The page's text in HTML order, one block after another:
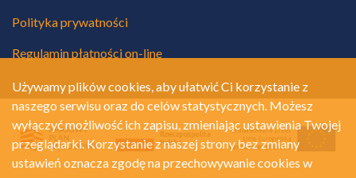
Polityka prywatności
Regulamin płatności on-line
Używamy plików cookies, aby ułatwić Ci korzystanie z
naszego serwisu oraz do celów statystycznych. Możesz
wyłączyć możliwość ich zapisu, zmieniając ustawienia Twojej
przeglądarki. Korzystanie z naszej strony bez zmiany
ustawień oznacza zgodę na przechowywanie cookies w